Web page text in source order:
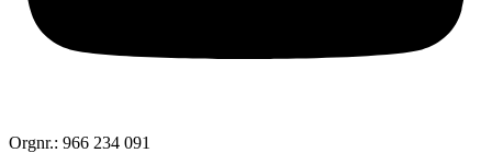
Orgnr.: 966 234 091